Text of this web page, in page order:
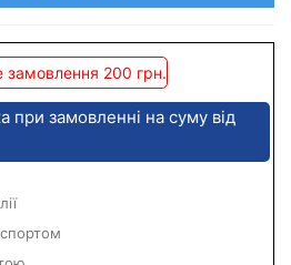
замовлення 200 грн.
при замовленні на суму від